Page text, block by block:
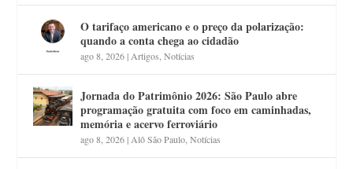
O tarifaço americano e o preço da polarização:
quando a conta chega ao cidadão
ago 8, 2026| Artigos ,Notícias
Jornada do Patrimônio 2026: São Paulo abre
programação gratuita com foco em caminhadas,
memória e acervo ferroviário
ago 8, 2026| Alô São Paulo ,Notícias